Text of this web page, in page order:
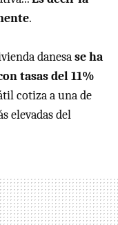
.
danesase ha
tasas del 11%
cotiza a una de
elevadas del